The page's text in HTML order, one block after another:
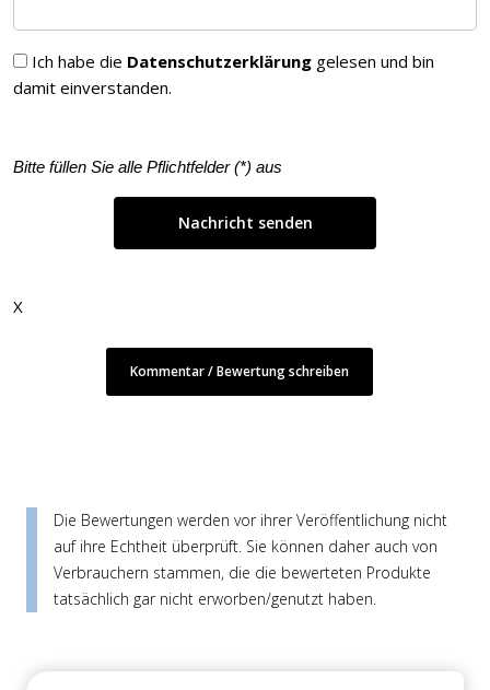
Ich habe die Datenschutzerklärung gelesen und bin
damit einverstanden.
Bitte füllen Sie alle Pflichtfelder (*) aus
X
Kommentar / Bewertung schreiben
Die Bewertungen werden vor ihrer Veröffentlichung nicht
auf ihre Echtheit überprüft. Sie können daher auch von
Verbrauchern stammen, die die bewerteten Produkte
tatsächlich gar nicht erworben/genutzt haben.